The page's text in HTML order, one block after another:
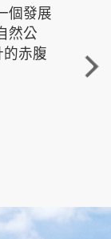
個發展
然公
的赤腹
重
走進